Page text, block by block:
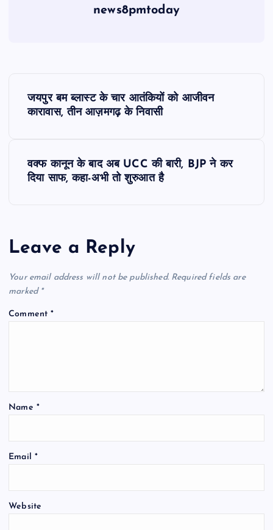
news8pmtoday
a
v
i
i
o
जयपुर बम ब्लास्ट के चार आतंकियों को आजीवन
कारावास, तीन आज़मगढ़ के निवासी
वक्फ कानून के बाद अब UCC की बारी, BJP ने कर
दिया साफ, कहा-अभी तो शुरुआत है
Leave a Reply
Your email address will not be published. Required fields are
marked *
Comment*
Name *
Email *
Website